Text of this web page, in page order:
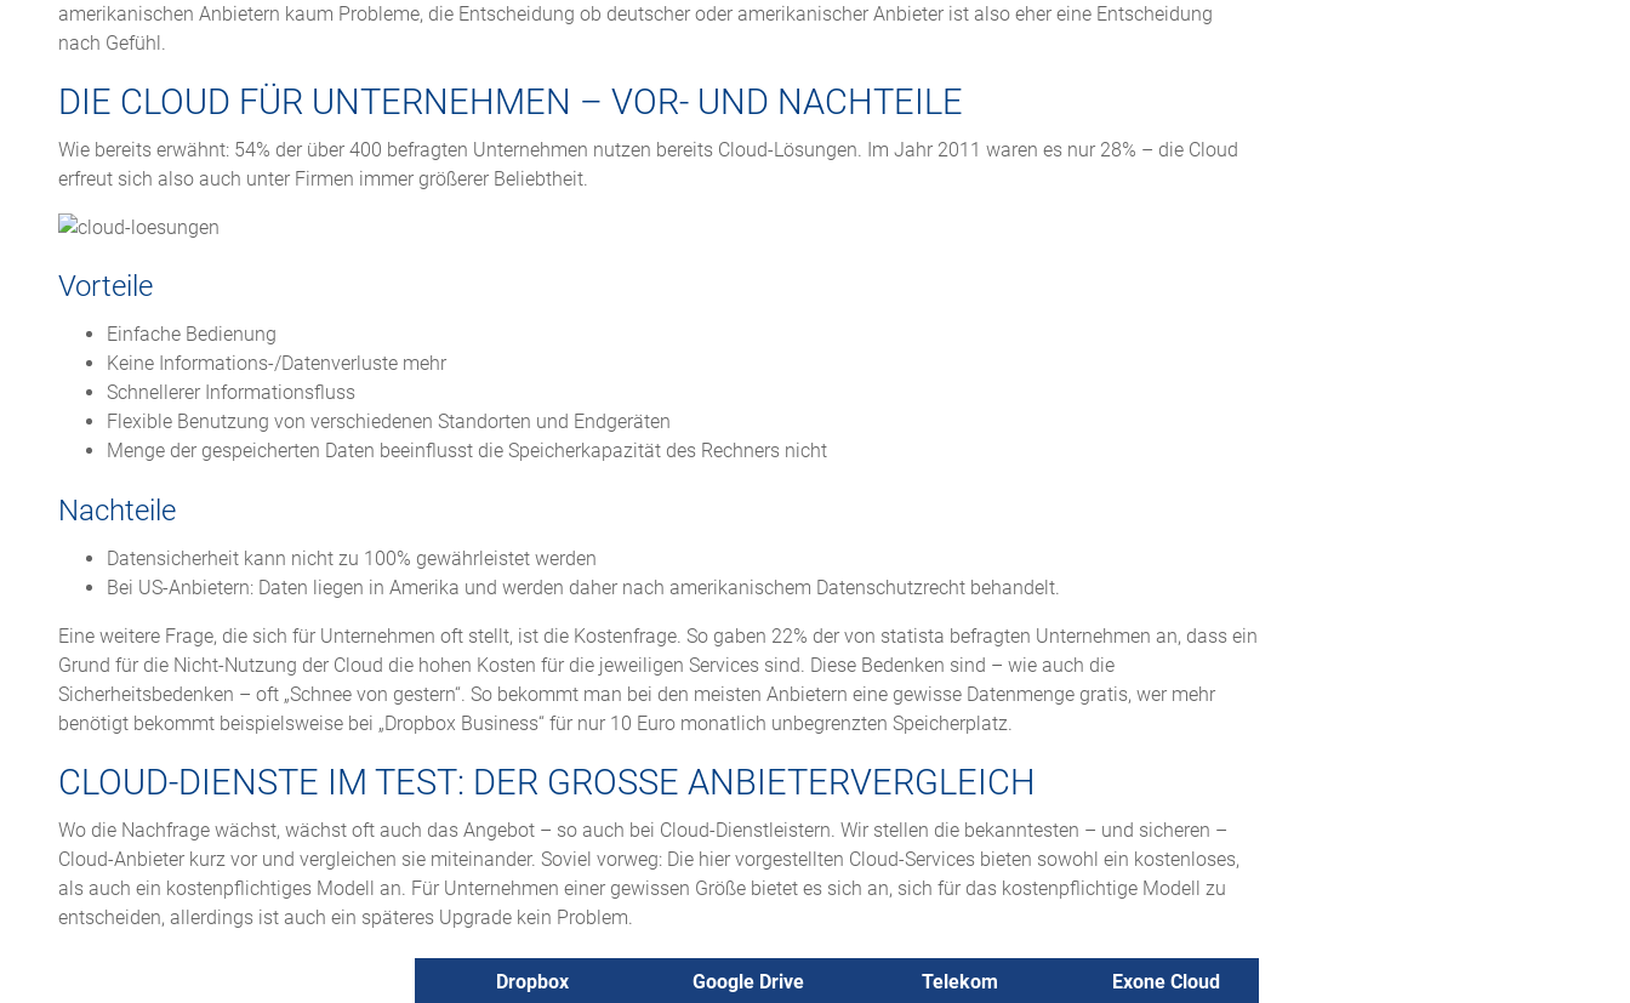
amerikanischen Anbietern kaum Probleme, die Entscheidung ob deutscher oder amerikanischer Anbieter ist also eher eine Entscheidung
nach Gefühl.
DIE CLOUD FÜR UNTERNEHMEN – VOR- UND NACHTEILE
Wie bereits erwähnt: 54% der über 400 befragten Unternehmen nutzen bereits Cloud-Lösungen. Im Jahr 2011 waren es nur 28% – die Cloud
erfreut sich also auch unter Firmen immer größerer Beliebtheit.
Vorteile
Einfache Bedienung
Keine Informations-/Datenverluste mehr
Schnellerer Informationsfluss
Flexible Benutzung von verschiedenen Standorten und Endgeräten
Menge der gespeicherten Daten beeinflusst die Speicherkapazität des Rechners nicht
Nachteile
Datensicherheit kann nicht zu 100% gewährleistet werden
Bei US-Anbietern: Daten liegen in Amerika und werden daher nach amerikanischem Datenschutzrecht behandelt.
Eine weitere Frage, die sich für Unternehmen oft stellt, ist die Kostenfrage. So gaben 22% der von statista befragten Unternehmen an, dass ein
Grund für die Nicht-Nutzung der Cloud die hohen Kosten für die jeweiligen Services sind. Diese Bedenken sind – wie auch die
Sicherheitsbedenken – oft „Schnee von gestern“. So bekommt man bei den meisten Anbietern eine gewisse Datenmenge gratis, wer mehr
benötigt bekommt beispielsweise bei „Dropbox Business“ für nur 10 Euro monatlich unbegrenzten Speicherplatz.
CLOUD-DIENSTE IM TEST: DER GROSSE ANBIETERVERGLEICH
Wo die Nachfrage wächst, wächst oft auch das Angebot – so auch bei Cloud-Dienstleistern. Wir stellen die bekanntesten – und sicheren –
Cloud-Anbieter kurz vor und vergleichen sie miteinander. Soviel vorweg: Die hier vorgestellten Cloud-Services bieten sowohl ein kostenloses,
als auch ein kostenpflichtiges Modell an. Für Unternehmen einer gewissen Größe bietet es sich an, sich für das kostenpflichtige Modell zu
entscheiden, allerdings ist auch ein späteres Upgrade kein Problem.
Dropbox Google Drive Telekom
Exone Cloud